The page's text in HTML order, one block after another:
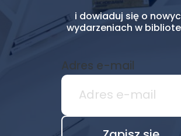
i dowiaduj się o
wydarzeniach w
Adres e-mail